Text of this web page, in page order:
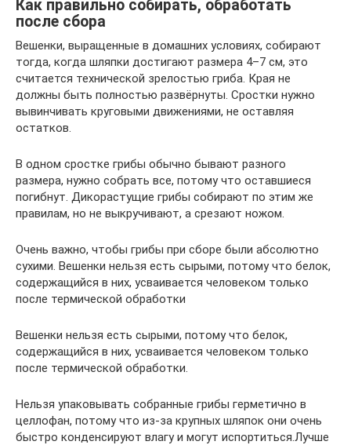
Как правильно собирать, обработать
после сбора
Вешенки, выращенные в домашних условиях, собирают
тогда, когда шляпки достигают размера 4–7 см, это
считается технической зрелостью гриба. Края не
должны быть полностью развёрнуты. Сростки нужно
вывинчивать круговыми движениями, не оставляя
остатков.
В одном сростке грибы обычно бывают разного
размера, нужно собрать все, потому что оставшиеся
погибнут. Дикорастущие грибы собирают по этим же
правилам, но не выкручивают, а срезают ножом.
Очень важно, чтобы грибы при сборе были абсолютно
сухими. Вешенки нельзя есть сырыми, потому что белок,
содержащийся в них, усваивается человеком только
после термической обработки
Вешенки нельзя есть сырыми, потому что белок,
содержащийся в них, усваивается человеком только
после термической обработки.
Нельзя упаковывать собранные грибы герметично в
целлофан, потому что из-за крупных шляпок они очень
быстро конденсируют влагу и могут испортиться.Лучше